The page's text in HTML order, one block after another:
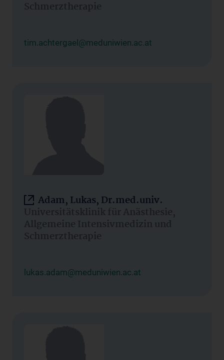
Schmerztherapie
tim.achtergael@meduniwien.ac.at
Adam, Lukas, Dr.med.univ.
Universitätsklinik für Anästhesie,
Allgemeine Intensivmedizin und
Schmerztherapie
lukas.adam@meduniwien.ac.at